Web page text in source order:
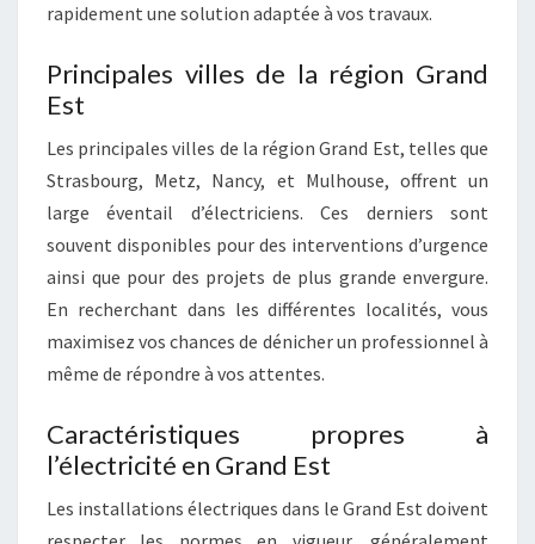
rapidement une solution adaptée à vos travaux.
Principales villes de la région Grand
Est
Les principales villes de la région Grand Est, telles que
Strasbourg, Metz, Nancy, et Mulhouse, offrent un
large éventail d’électriciens. Ces derniers sont
souvent disponibles pour des interventions d’urgence
ainsi que pour des projets de plus grande envergure.
En recherchant dans les différentes localités, vous
maximisez vos chances de dénicher un professionnel à
même de répondre à vos attentes.
Caractéristiques propres à
l’électricité en Grand Est
Les installations électriques dans le Grand Est doivent